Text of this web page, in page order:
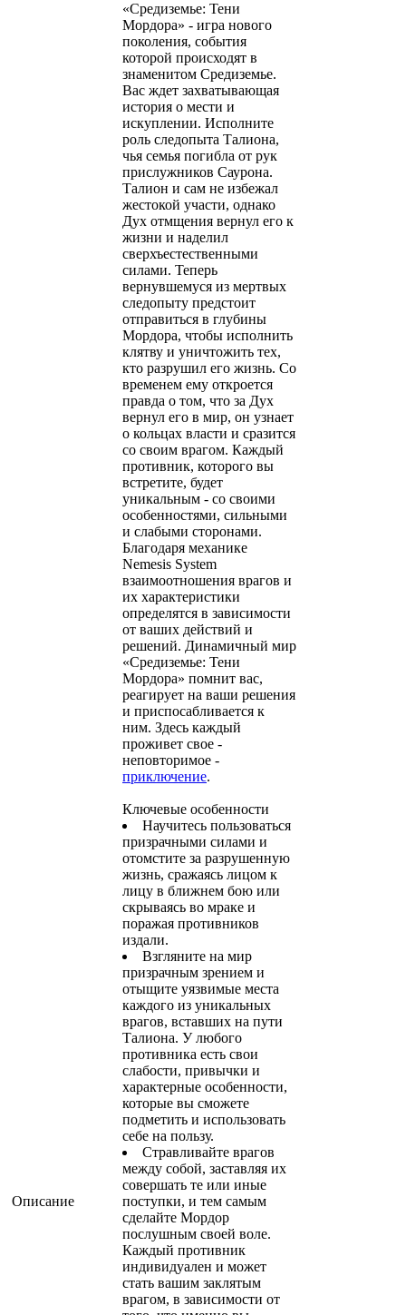
Описание
«Средиземье: Тени
Мордора» - игра нового
поколения, события
которой происходят в
знаменитом Средиземье.
Вас ждет захватывающая
история о мести и
искуплении. Исполните
роль следопыта Талиона,
чья семья погибла от рук
прислужников Саурона.
Талион и сам не избежал
жестокой участи, однако
Дух отмщения вернул его к
жизни и наделил
сверхъестественными
силами. Теперь
вернувшемуся из мертвых
следопыту предстоит
отправиться в глубины
Мордора, чтобы исполнить
клятву и уничтожить тех,
кто разрушил его жизнь. Со
временем ему откроется
правда о том, что за Дух
вернул его в мир, он узнает
о кольцах власти и сразится
со своим врагом. Каждый
противник, которого вы
встретите, будет
уникальным - со своими
особенностями, сильными
и слабыми сторонами.
Благодаря механике
Nemesis System
взаимоотношения врагов и
их характеристики
определятся в зависимости
от ваших действий и
решений. Динамичный мир
«Средиземье: Тени
Мордора» помнит вас,
реагирует на ваши решения
и приспосабливается к
ним. Здесь каждый
проживет свое -
неповторимое -
приключение.
Ключевые особенности
Научитесь пользоваться
призрачными силами и
отомстите за разрушенную
жизнь, сражаясь лицом к
лицу в ближнем бою или
скрываясь во мраке и
поражая противников
издали.
Взгляните на мир
призрачным зрением и
отыщите уязвимые места
каждого из уникальных
врагов, вставших на пути
Талиона. У любого
противника есть свои
слабости, привычки и
характерные особенности,
которые вы сможете
подметить и использовать
себе на пользу.
Стравливайте врагов
между собой, заставляя их
совершать те или иные
поступки, и тем самым
сделайте Мордор
послушным своей воле.
Каждый противник
индивидуален и может
стать вашим заклятым
врагом, в зависимости от